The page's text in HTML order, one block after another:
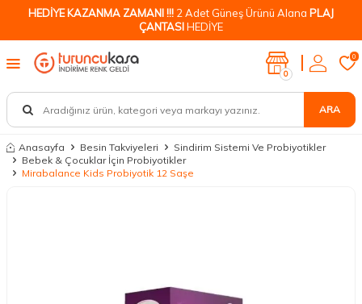
HEDİYE KAZANMA ZAMANI !!! 2 Adet Güneş Ürünü Alana PLAJ
ÇANTASIHEDİYE
ARA
0
0
Anasayfa Besin Takviyeleri
Sindirim Sistemi Ve Probiyotikler
Bebek & Çocuklar İçin Probiyotikler
Mirabalance Kids Probiyotik 12 Saşe